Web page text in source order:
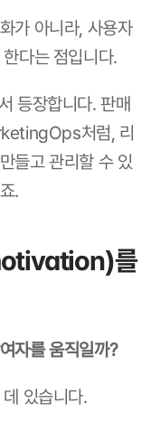
가 아니라, 사용자
다는 점입니다.
등장합니다. 판매
처럼, 리
들고 관리할 수 있
.
를
자를 움직일까?
있습니다.